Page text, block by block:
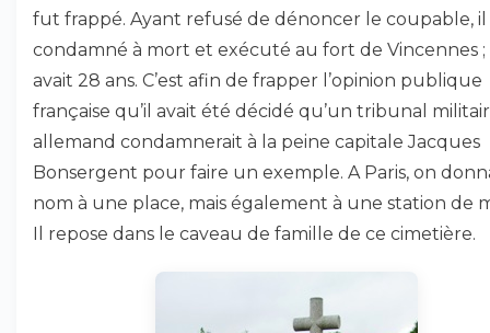
fut frappé. Ayant refusé de dénoncer le coupable,
condamné à mort et exécuté au fort de Vincennes ;
avait 28 ans. C’est afin de frapper l’opinion publique
française qu’il avait été décidé qu’un tribunal
allemand condamnerait à la peine capitale Jacques
Bonsergent pour faire un exemple. A Paris, on
nom à une place, mais également à une station de
Il repose dans le caveau de famille de ce cimetière.